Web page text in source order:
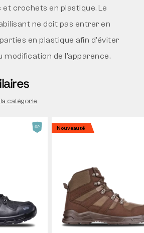
crochets en plastique. Le
ne doit pas entrer en
en plastique afin d’éviter
de l’apparence.
catégorie
Nouveauté